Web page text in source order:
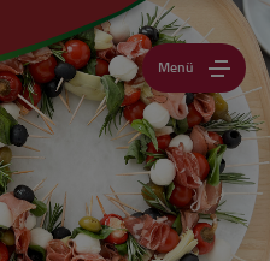
Menü